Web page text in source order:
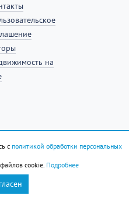
на
с политикой обработки персональных
cookie. Подробнее